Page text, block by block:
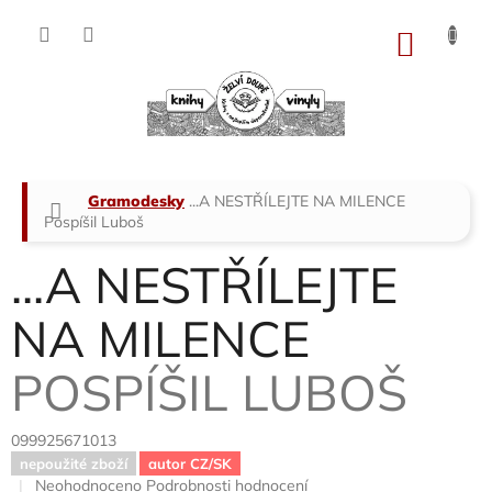
Domů
Gramodesky ...A NESTŘÍLEJTE NA MILENCE
Pospíšil Luboš
...A NESTŘÍLEJTE
NA MILENCE
POSPÍŠIL LUBOŠ
099925671013
nepoužité zboží autor CZ/SK
Průměrné
Neohodnoceno Podrobnosti hodnocení